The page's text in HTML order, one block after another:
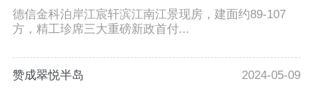
德信金科泊岸江宸轩滨江南江景现房，建面约89-107
方，精工珍席三大重磅新政首付...
赞成翠悦半岛
2024-05-09